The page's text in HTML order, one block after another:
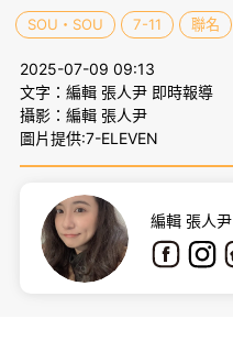
SOU・SOU 7-11 聯名
2025-07-09 09:13
文字：編輯 張人尹 即時報導
攝影：編輯 張人尹
圖片提供:7-ELEVEN
編輯 張人尹